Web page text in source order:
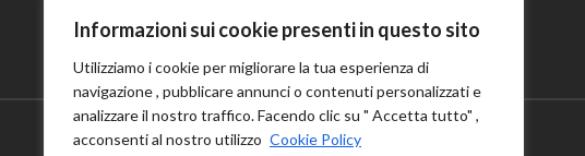
Informazioni sui cookie presenti in questo sito
Utilizziamo i cookie per migliorare la tua esperienza di
navigazione , pubblicare annunci o contenuti personalizzati e
analizzare il nostro traffico. Facendo clic su " Accetta tutto" ,
acconsenti al nostro utilizzo Cookie Policy